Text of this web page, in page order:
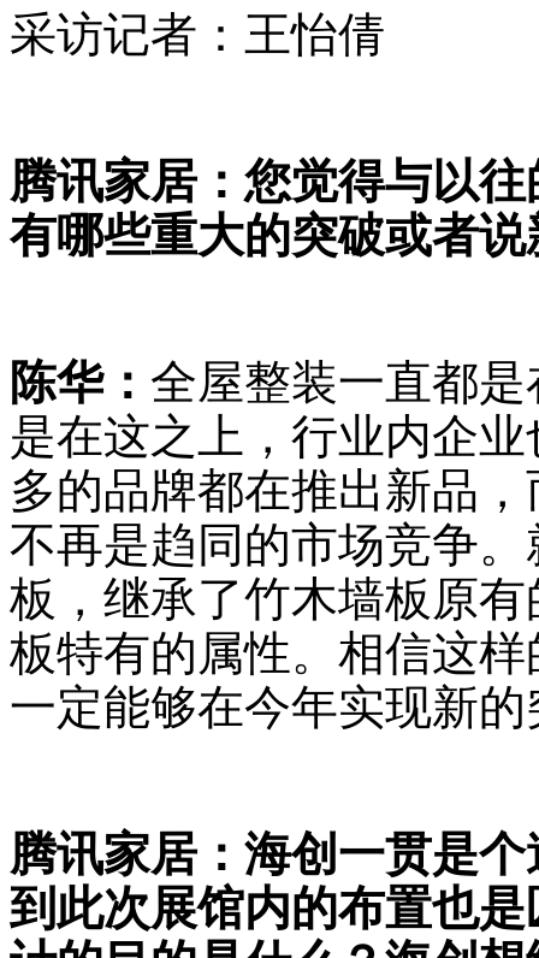
采访记者：王怡倩
腾讯家居：您觉得与以
有哪些重大的突破或者
陈华： 全屋整装一直都
是在这之上，行业内企
多的品牌都在推出新品
不再是趋同的市场竞争
板，继承了竹木墙板原
板特有的属性。相信这
一定能够在今年实现新的
腾讯家居：海创一贯是
到此次展馆内的布置也